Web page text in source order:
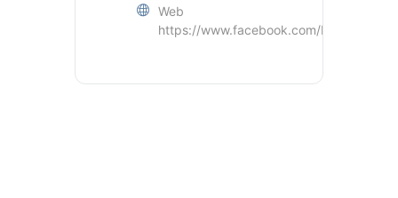
Web
https://www.facebook.com/